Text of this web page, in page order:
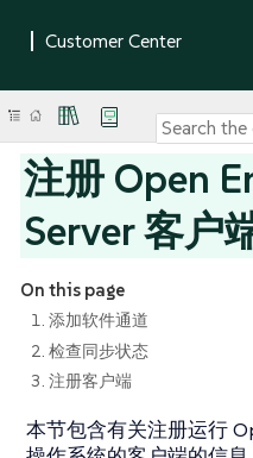
注册 Open
Server 客户
On this page
1. 添加软件通道
2. 检查同步状态
3. 注册客户端
本节包含有关注册运行